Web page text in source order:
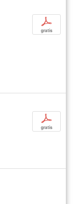
p
gratis
p
gratis